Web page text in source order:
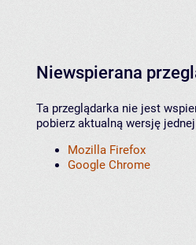
Niewspierana
Ta przeglądarka nie jest
pobierz aktualną wersję
Mozilla Firefox
Google Chrome